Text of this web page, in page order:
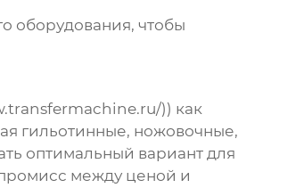
оборудования, чтобы
)) как
гильотинные, ножовочные,
оптимальный вариант для
между ценой и